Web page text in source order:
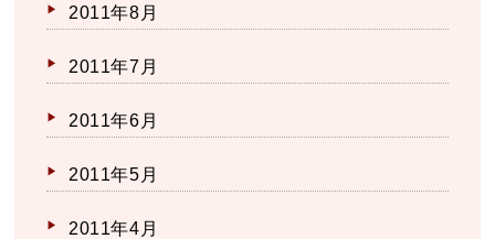
2011年8月
2011年7月
2011年6月
2011年5月
2011年4月